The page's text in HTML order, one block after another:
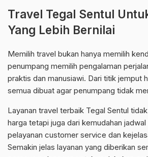
Travel Tegal Sentul
Yang Lebih Bernilai
Memilih travel bukan hanya memilih
penumpang memilih pengalaman
praktis dan manusiawi. Dari titik jemput
semua dibuat agar penumpang tidak
Layanan travel terbaik Tegal Sentul
harga tetapi juga dari kemudahan
pelayanan customer service dan
Semakin jelas layanan yang diberikan